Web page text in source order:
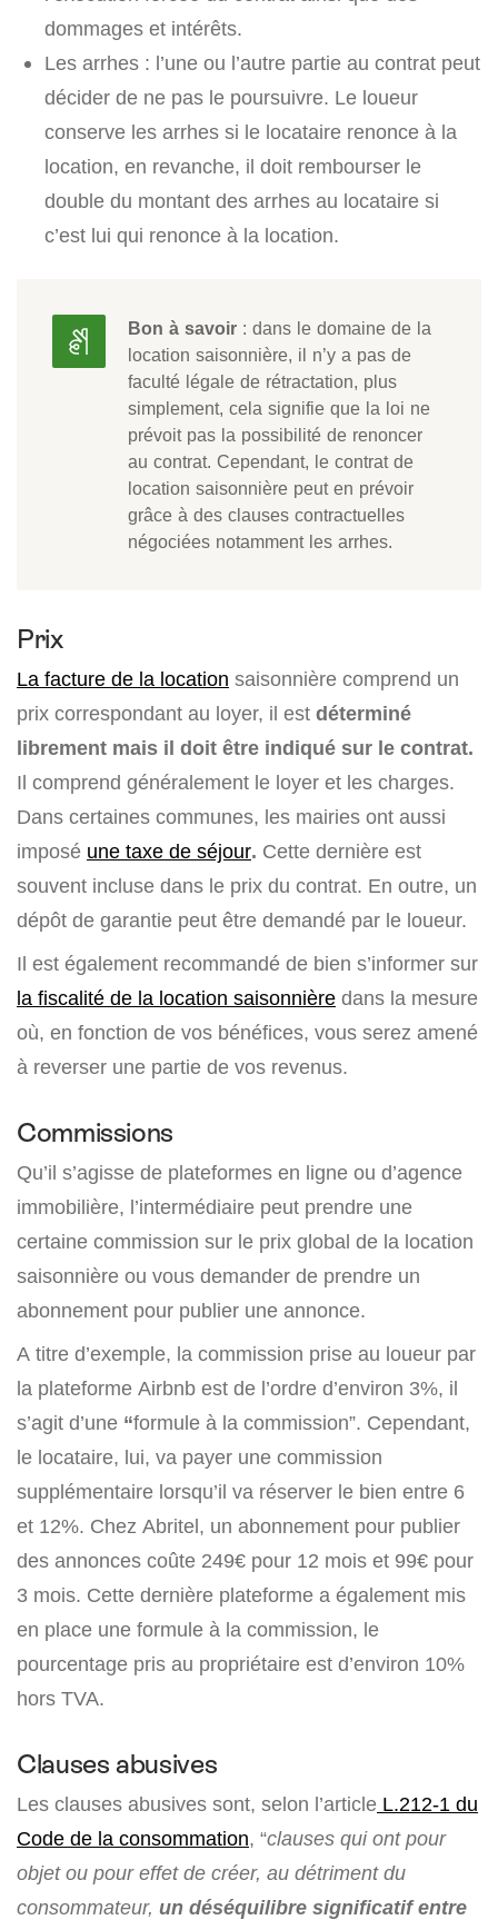
dommages et intérêts.
Les arrhes : l’une ou l’autre partie au contrat peut
décider de ne pas le poursuivre. Le loueur
conserve les arrhes si le locataire renonce à la
location, en revanche, il doit rembourser le
double du montant des arrhes au locataire si
c’est lui qui renonce à la location.
Bon à savoir : dans le domaine de la
location saisonnière, il n’y a pas de
faculté légale de rétractation, plus
simplement, cela signifie que la loi ne
prévoit pas la possibilité de renoncer
au contrat. Cependant, le contrat de
location saisonnière peut en prévoir
grâce à des clauses contractuelles
négociées notamment les arrhes.
Prix
La facture de la location saisonnière comprend un
prix correspondant au loyer, il est déterminé
librement mais il doit être indiqué sur le contrat.
Il comprend généralement le loyer et les charges.
Dans certaines communes, les mairies ont aussi
imposé une taxe de séjour. Cette dernière est
souvent incluse dans le prix du contrat. En outre, un
dépôt de garantie peut être demandé par le loueur.
Il est également recommandé de bien s’informer sur
la fiscalité de la location saisonnière dans la mesure
où, en fonction de vos bénéfices, vous serez amené
à reverser une partie de vos revenus.
Commissions
Qu’il s’agisse de plateformes en ligne ou d’agence
immobilière, l’intermédiaire peut prendre une
certaine commission sur le prix global de la location
saisonnière ou vous demander de prendre un
abonnement pour publier une annonce.
A titre d’exemple, la commission prise au loueur par
la plateforme Airbnb est de l’ordre d’environ 3%, il
s’agit d’une “formule à la commission”. Cependant,
le locataire, lui, va payer une commission
supplémentaire lorsqu’il va réserver le bien entre 6
et 12%. Chez Abritel, un abonnement pour publier
des annonces coûte 249€ pour 12 mois et 99€ pour
3 mois. Cette dernière plateforme a également mis
en place une formule à la commission, le
pourcentage pris au propriétaire est d’environ 10%
hors TVA.
Clauses abusives
Les clauses abusives sont, selon l’article L.212-1 du
Code de la consommation, “clauses qui ont pour
objet ou pour effet de créer, au détriment du
consommateur, un déséquilibre significatif entre